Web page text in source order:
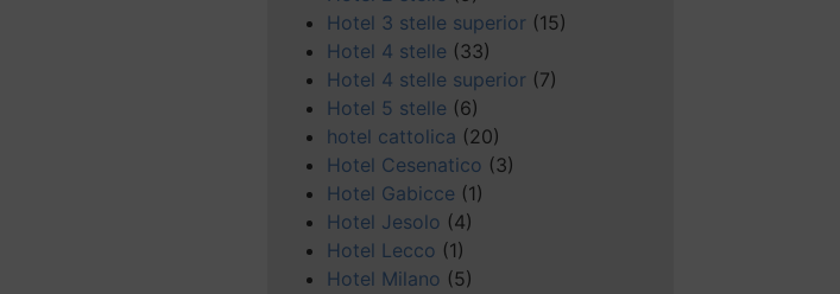
Hotel 3 stelle superior (15)
Hotel 4 stelle (33)
Hotel 4 stelle superior (7)
Hotel 5 stelle (6)
hotel cattolica (20)
Hotel Cesenatico (3)
Hotel Gabicce (1)
Hotel Jesolo (4)
Hotel Lecco (1)
Hotel Milano (5)